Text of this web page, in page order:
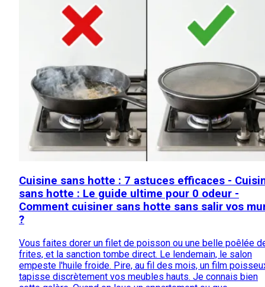
Cuisine sans hotte : 7 astuces efficaces -
sans hotte : Le guide ultime pour 0 odeur -
Comment cuisiner sans hotte sans salir vos
?
Vous faites dorer un filet de poisson ou une belle poêlée
frites, et la sanction tombe direct. Le lendemain, le salon
empeste l'huile froide. Pire, au fil des mois, un film
tapisse discrètement vos meubles hauts. Je connais bien